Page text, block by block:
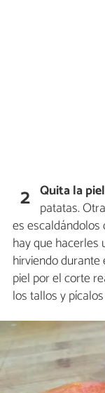
2 Quita la
patatas.
es
hay que hacerles
hirviendo
piel por el corte
los tallos y